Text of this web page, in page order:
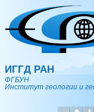
Перейти к основному
ИГГД РАН
ФГБУН
Институт геологии и